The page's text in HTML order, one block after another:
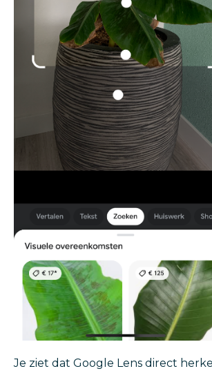
Je ziet dat Google Lens direct